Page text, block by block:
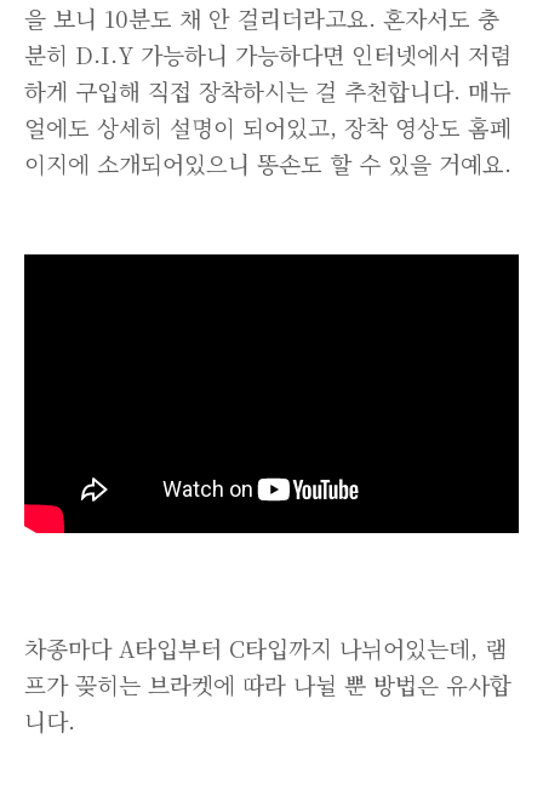
을 보니 10분도 채 안 걸리더라고요. 혼자서도 충
분히 D.I.Y 가능하니 가능하다면 인터넷에서 저렴
하게 구입해 직접 장착하시는 걸 추천합니다. 매뉴
얼에도 상세히 설명이 되어있고, 장착 영상도 홈페
이지에 소개되어있으니 똥손도 할 수 있을 거예요.
차종마다 A타입부터 C타입까지 나뉘어있는데, 램
프가 꽂히는 브라켓에 따라 나뉠 뿐 방법은 유사합
니다.